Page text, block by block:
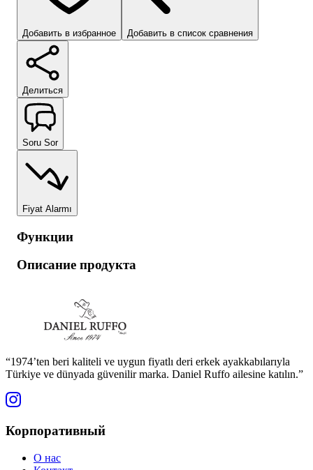
Добавить в избранное Добавить в список сравнения
Делиться
Soru Sor
Fiyat Alarmı
Функции
Описание продукта
“1974’ten beri kaliteli ve uygun fiyatlı deri erkek ayakkabılarıyla
Türkiye ve dünyada güvenilir marka. Daniel Ruffo ailesine katılın.”
Корпоративный
О нас